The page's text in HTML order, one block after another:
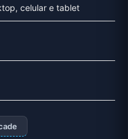
celular e tablet